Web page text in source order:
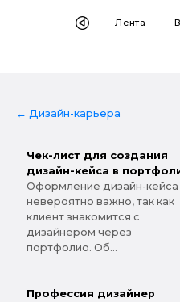
Лента
← Дизайн-карьера
Чек-лист для создания
дизайн-кейса в
Оформление дизайн-кейса
невероятно важно, так как
клиент знакомится с
дизайнером через
портфолио. Об...
Профессия дизайнер